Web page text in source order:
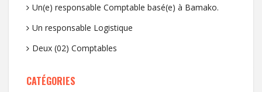
Un(e) responsable Comptable basé(e) à Bamako.
Un responsable Logistique
Deux (02) Comptables
CATÉGORIES